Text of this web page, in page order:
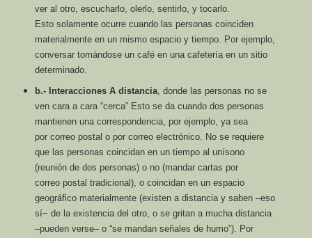
ver al otro, escucharlo, olerlo, sentirlo, y tocarlo.
Esto solamente ocurre cuando las personas coinciden
materialmente en un mismo espacio y tiempo. Por ejemplo,
conversar tomándose un café en una cafetería en un sitio
determinado.
b.- Interacciones A distancia, donde las personas no se
ven cara a cara “cerca” Esto se da cuando dos personas
mantienen una correspondencia, por ejemplo, ya sea
por correo postal o por correo electrónico. No se requiere
que las personas coincidan en un tiempo al unísono
(reunión de dos personas) o no (mandar cartas por
correo postal tradicional), o coincidan en un espacio
geográfico materialmente (existen a distancia y saben –eso
sí− de la existencia del otro, o se gritan a mucha distancia
–pueden verse– o “se mandan señales de humo”). Por